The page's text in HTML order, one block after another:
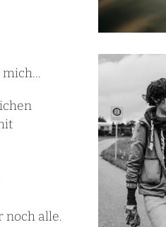
mich…
noch alle.